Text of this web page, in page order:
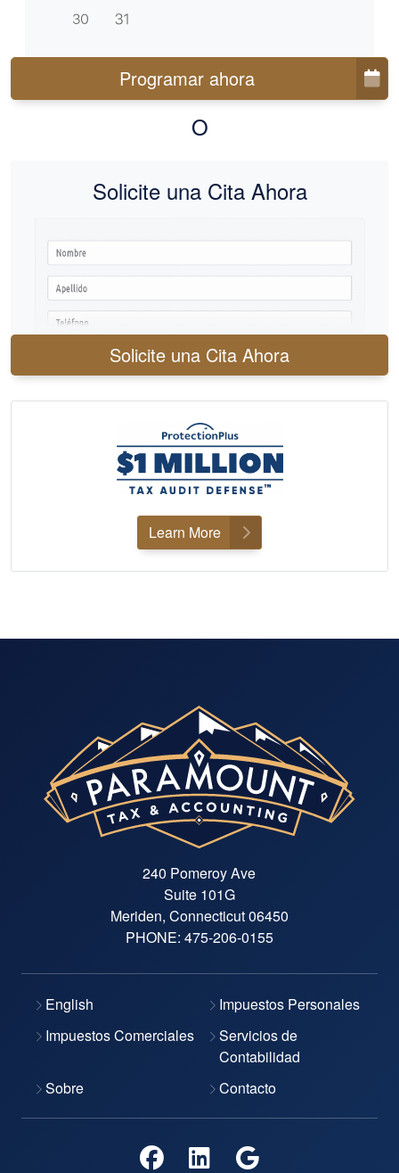
Programar ahora
O
Solicite una Cita Ahora
Solicite una Cita Ahora
Learn More
240 Pomeroy Ave
Suite 101G
Meriden, Connecticut 06450
PHONE: 475-206-0155
English
Impuestos Personales
Impuestos Comerciales
Servicios de
Contabilidad
Sobre
Contacto